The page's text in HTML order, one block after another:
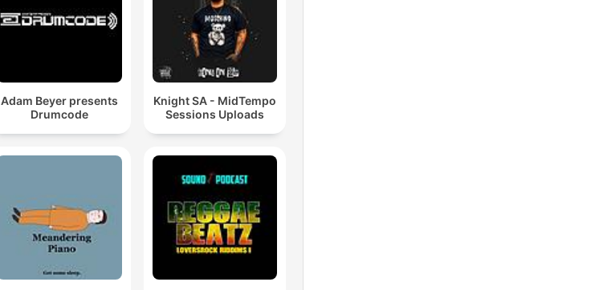
Adam Beyer presents
Drumcode
Knight SA - MidTempo
Sessions Uploads